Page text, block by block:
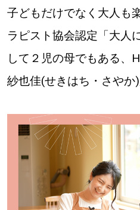
道北
道東
道央
KEYWORD キーワード
Sitakke編集部あい
子どもだけでなく大人も
ラピスト協会認定「大人
して２児の母でもある、
紗也佳(せきはち・さやか)